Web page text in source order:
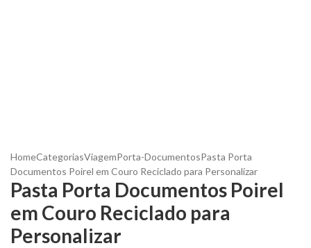
HomeCategoriasViagemPorta-DocumentosPasta Porta
Documentos Poirel em Couro Reciclado para Personalizar
Pasta Porta Documentos Poirel
em Couro Reciclado para
Personalizar